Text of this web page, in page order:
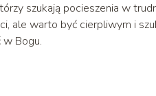
szukają pocieszenia w
ale warto być cierpliwym i
Bogu.